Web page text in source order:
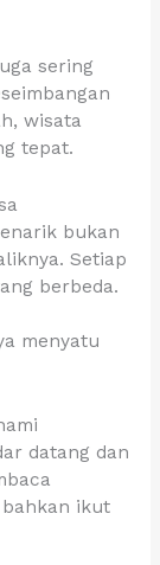
sering
wisata
tepat.
bukan
Setiap
berbeda.
menyatu
datang dan
ikut